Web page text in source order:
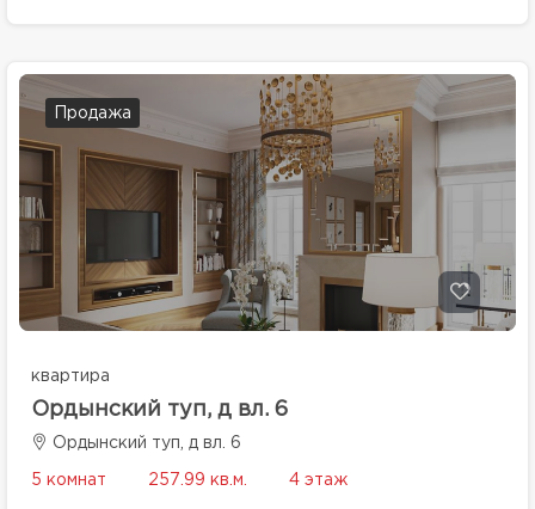
Продажа
квартира
Ордынский туп, д вл. 6
Ордынский туп, д вл. 6
5 комнат 257.99 кв.м. 4 этаж